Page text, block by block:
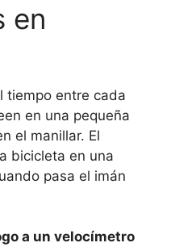
en
tiempo entre cada
en una pequeña
el manillar. El
bicicleta en una
pasa el imán
a un velocímetro